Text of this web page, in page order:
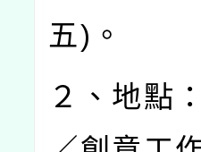
五) 。
２、地點